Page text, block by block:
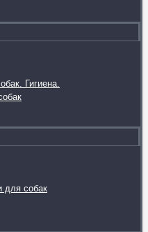
Гигиена.
для собак